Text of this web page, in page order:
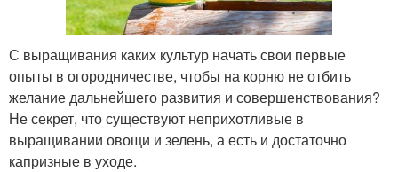
С выращивания каких культур начать свои первые
опыты в огородничестве, чтобы на корню не отбить
желание дальнейшего развития и совершенствования?
Не секрет, что существуют неприхотливые в
выращивании овощи и зелень, а есть и достаточно
капризные в уходе.